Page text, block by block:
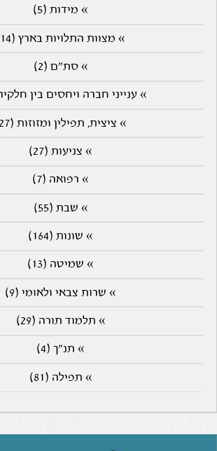
» מידות (5)
» מצוות התלויות בארץ (14)
» סת"ם (2)
» ענייני חברה ויחסים בין חלקיה
» ציצית, תפילין ומזוזות (27)
» צניעות (27)
» רפואה (7)
» שבת (55)
» שונות (164)
» שמיטה (13)
» שרות צבאי ולאומי (9)
» תלמוד תורה (29)
» תנ"ך (4)
» תפילה (81)